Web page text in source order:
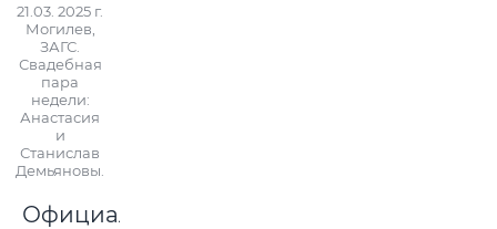
21.03. 2025 г.
Могилев,
ЗАГС.
Свадебная
пара
недели:
Анастасия
и
Станислав
Демьяновы.
Официальное